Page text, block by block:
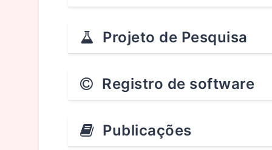
Projeto de Pesquisa
Registro de software
Publicações